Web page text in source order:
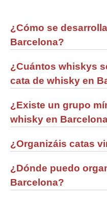
¿Cómo se
Barcelona?
¿Cuántos whiskys
cata de whisky en
¿Existe un grupo
whisky en
¿Organizáis catas
¿Dónde puedo
Barcelona?